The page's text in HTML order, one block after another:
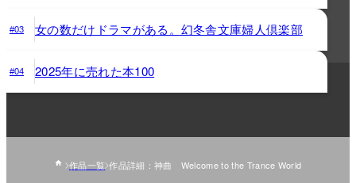
#03 女の数だけドラマがある。幻冬舎文庫婦人倶楽部
#04 2025年に売れた本100
作品一覧 作品詳細：神曲 Welcome to the Trance World